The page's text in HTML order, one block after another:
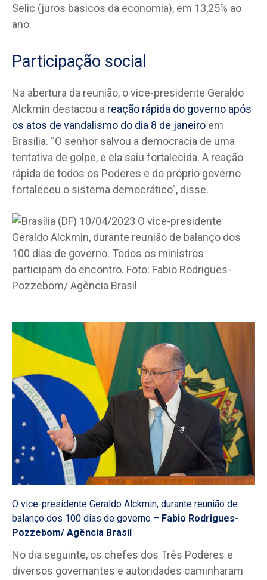
Selic (juros básicos da economia), em 13,25% ao
ano.
Participação social
Na abertura da reunião, o vice-presidente Geraldo
Alckmin destacou a reação rápida do governo após
os atos de vandalismo do dia 8 de janeiro em
Brasília. “O senhor salvou a democracia de uma
tentativa de golpe, e ela saiu fortalecida. A reação
rápida de todos os Poderes e do próprio governo
fortaleceu o sistema democrático”, disse.
O vice-presidente Geraldo Alckmin, durante reunião de
balanço dos 100 dias de governo – Fabio Rodrigues-
Pozzebom/ Agência Brasil
No dia seguinte, os chefes dos Três Poderes e
diversos governantes e autoridades caminharam